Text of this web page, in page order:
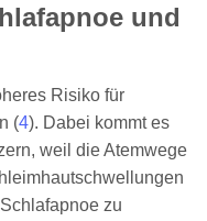
und
Risiko für
(4). Dabei kommt es
weil die Atemwege
zu